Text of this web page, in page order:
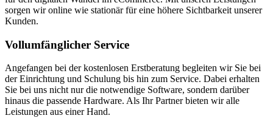
sorgen wir online wie stationär für eine höhere Sichtbarkeit unserer
Kunden.
Vollumfänglicher Service
Angefangen bei der kostenlosen Erstberatung begleiten wir Sie bei
der Einrichtung und Schulung bis hin zum Service. Dabei erhalten
Sie bei uns nicht nur die notwendige Software, sondern darüber
hinaus die passende Hardware. Als Ihr Partner bieten wir alle
Leistungen aus einer Hand.